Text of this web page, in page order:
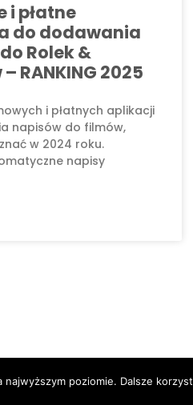
i płatne
do dodawania
Rolek &
RANKING 2025
i płatnych aplikacji
napisów do filmów,
w 2024 roku.
napisy
poziomie. Dalsze